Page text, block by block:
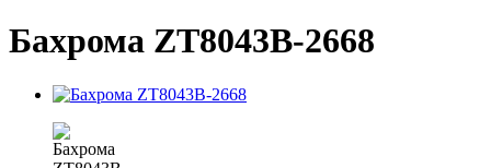
Бахрома ZT8043B-2668